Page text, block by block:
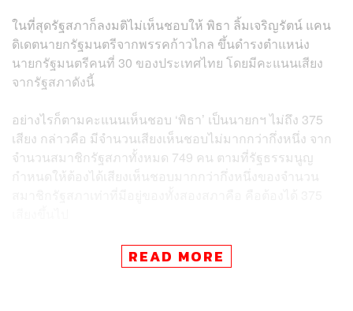
ในที่สุดรัฐสภาก็ลงมติไม่เห็นชอบให้ พิธา ลิ้มเจริญรัตน์ แคน
ดิเดตนายกรัฐมนตรีจากพรรคก้าวไกล ขึ้นดำรงตำแหน่ง
นายกรัฐมนตรีคนที่ 30 ของประเทศไทย โดยมีคะแนนเสียง
จากรัฐสภาดังนี้
อย่างไรก็ตามคะแนนเห็นชอบ ‘พิธา’ เป็นนายกฯ ไม่ถึง 375
เสียง กล่าวคือ มีจำนวนเสียงเห็นชอบไม่มากกว่ากึ่งหนึ่ง จาก
จำนวนสมาชิกรัฐสภาทั้งหมด 749 คน ตามที่รัฐธรรมนูญ
กำหนดให้ต้องได้เสียงเห็นชอบมากกว่ากึ่งหนึ่งของจำนวน
เป็นอันว่าที่ประชุมร่วมรัฐสภา ‘ไม่เห็นชอบ’ ให้พิธา เป็น
READ MORE